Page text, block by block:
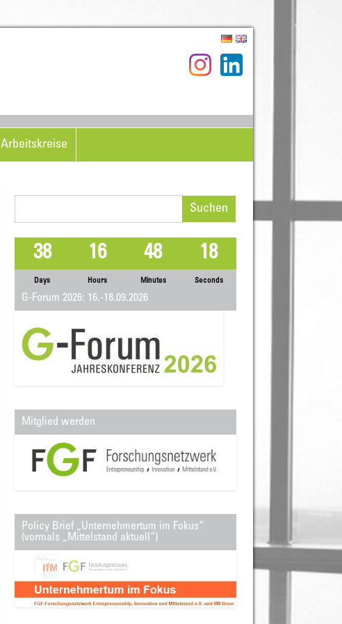
Arbeitskreise
38
Days
16
Hours
48
Minutes
18
Seconds
G-Forum 2026: 16.-18.09.2026
Mitglied werden
Policy Brief „Unternehmertum im Fokus“
(vormals „Mittelstand aktuell“)